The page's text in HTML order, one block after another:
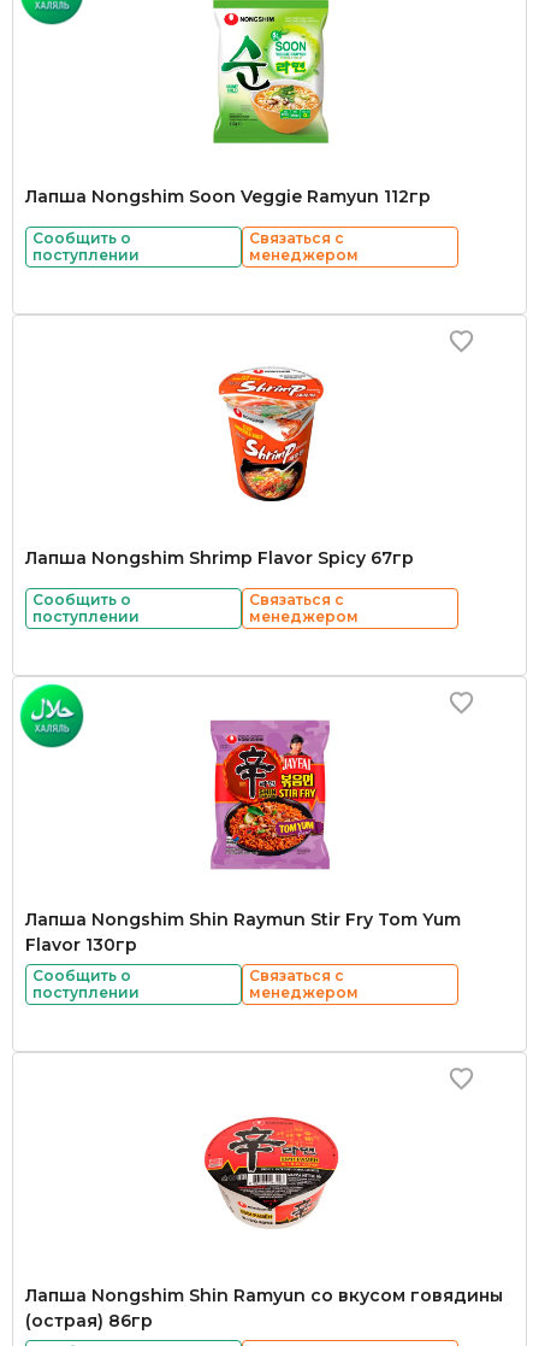
Лапша Nongshim Soon Veggie Ramyun 112гр
Сообщить о
поступлении
Связаться с
менеджером
Лапша Nongshim Shrimp Flavor Spicy 67гр
Сообщить о
поступлении
Связаться с
менеджером
Лапша Nongshim Shin Raymun Stir Fry Tom Yum
Flavor 130гр
Сообщить о
поступлении
Связаться с
менеджером
Лапша Nongshim Shin Ramyun со вкусом говядины
(острая) 86гр